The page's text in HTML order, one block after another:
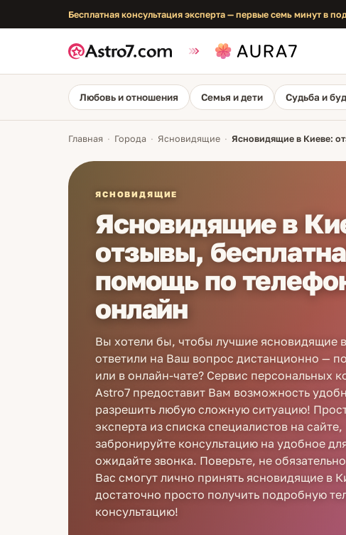
Бесплатная консультация эксперта — первые семь минут в
Любовь и отношения Семья и дети Судьба и
Главная · Города · Ясновидящие · Ясновидящие в Киеве:
ЯСНОВИДЯЩИЕ
Ясновидящие в
отзывы,
помощь по
онлайн
Вы хотели бы, чтобы лучшие ясновидящие
ответили на Ваш вопрос дистанционно —
или в онлайн-чате? Сервис персональных
Astro7 предоставит Вам возможность
разрешить любую сложную ситуацию!
эксперта из списка специалистов на сайте,
забронируйте консультацию на удобное
ожидайте звонка. Поверьте, не
Вас смогут лично принять ясновидящие в
достаточно просто получить подробную
консультацию!